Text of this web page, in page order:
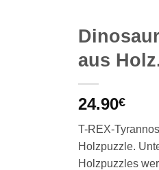
aus
24.90€
T-REX-
Holzpuzzle.
Holzpuzzles